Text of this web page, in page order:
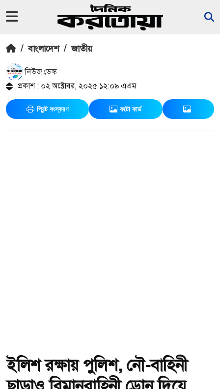
/ বাংলাদেশ / জাতীয়
নিউজ ডেস্ক
প্রকাশ : ০২ অক্টোবর, ২০২৫ ১২:০৯ এএম
প্রিন্ট সংস্করণ ফটো কার্ড
ইলিশ রক্ষায় পুলিশ, নৌ-বাহিনী